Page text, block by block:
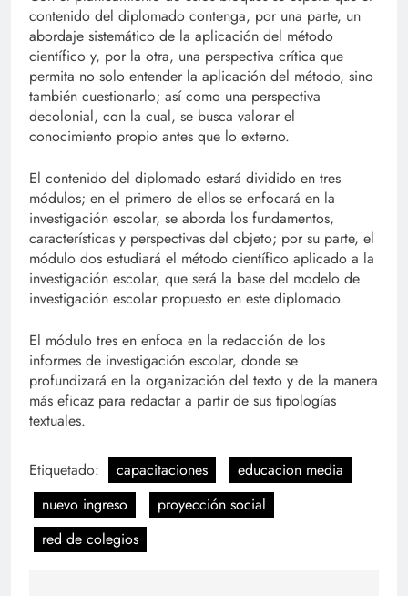
contenido del diplomado contenga, por una parte, un
abordaje sistemático de la aplicación del método
científico y, por la otra, una perspectiva crítica que
permita no solo entender la aplicación del método, sino
también cuestionarlo; así como una perspectiva
decolonial, con la cual, se busca valorar el
conocimiento propio antes que lo externo.
El contenido del diplomado estará dividido en tres
módulos; en el primero de ellos se enfocará en la
investigación escolar, se aborda los fundamentos,
características y perspectivas del objeto; por su parte, el
módulo dos estudiará el método científico aplicado a la
investigación escolar, que será la base del modelo de
investigación escolar propuesto en este diplomado.
El módulo tres en enfoca en la redacción de los
informes de investigación escolar, donde se
profundizará en la organización del texto y de la manera
más eficaz para redactar a partir de sus tipologías
textuales.
Etiquetado: capacitaciones
educacion media
nuevo ingreso
proyección social
red de colegios